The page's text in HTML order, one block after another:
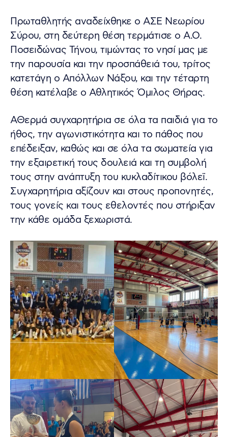
Πρωταθλητής αναδείχθηκε ο ΑΣΕ Νεωρίου
Σύρου, στη δεύτερη θέση τερμάτισε ο Α.Ο.
Ποσειδώνας Τήνου, τιμώντας το νησί μας με
την παρουσία και την προσπάθειά του, τρίτος
κατετάγη ο Απόλλων Νάξου, και την τέταρτη
θέση κατέλαβε ο Αθλητικός Όμιλος Θήρας.
ΑΘερμά συγχαρητήρια σε όλα τα παιδιά για το
ήθος, την αγωνιστικότητα και το πάθος που
επέδειξαν, καθώς και σε όλα τα σωματεία για
την εξαιρετική τους δουλειά και τη συμβολή
τους στην ανάπτυξη του κυκλαδίτικου βόλεϊ.
Συγχαρητήρια αξίζουν και στους προπονητές,
τους γονείς και τους εθελοντές που στήριξαν
την κάθε ομάδα ξεχωριστά.